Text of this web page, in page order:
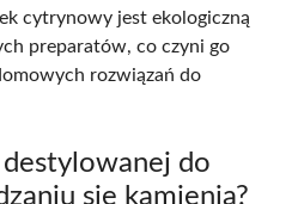
cytrynowy jest ekologiczną
preparatów, co czyni go
rozwiązań do
do
się kamienia?